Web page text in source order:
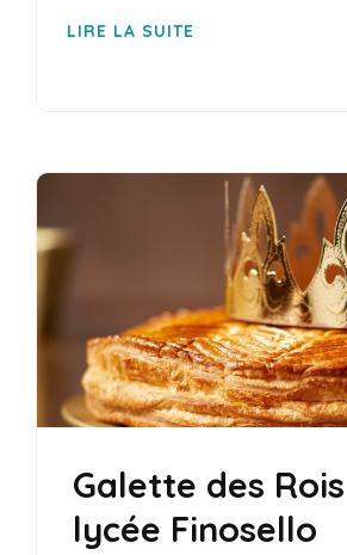
LIRE LA SUITE
Galette des
lycée Finosello